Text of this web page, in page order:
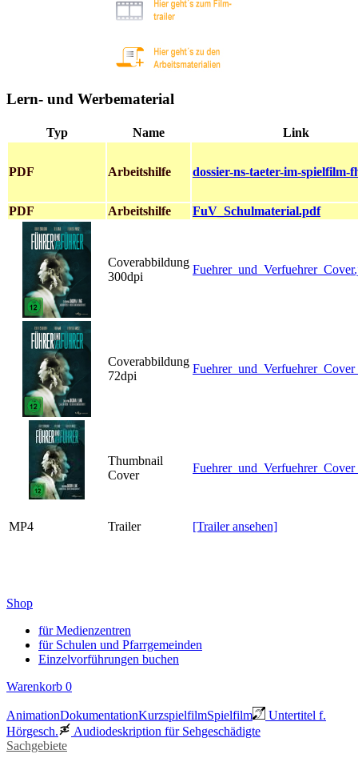
Lern- und Werbematerial
Typ Name Link
PDF Arbeitshilfe dossier-ns-taeter-im-spielfilm-
PDF Arbeitshilfe FuV_Schulmaterial.pdf
Coverabbildung
300dpi
Coverabbildung
72dpi
Thumbnail
Cover
MP4 Trailer [Trailer ansehen]
Shop
für Medienzentren
für Schulen und Pfarrgemeinden
Einzelvorführungen buchen
Warenkorb 0
AnimationDokumentationKurzspielfilmSpielfilm
Untertitel f.
Hörgesch.
Audiodeskription für Sehgeschädigte
Sachgebiete